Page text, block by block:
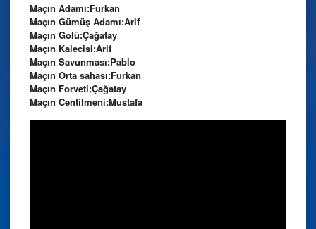
Maçın Adamı:Furkan
Maçın Gümüş Adamı:Arif
Maçın Golü:Çağatay
Maçın Kalecisi:Arif
Maçın Savunması:Pablo
Maçın Orta sahası:Furkan
Maçın Forveti:Çağatay
Maçın Centilmeni:Mustafa